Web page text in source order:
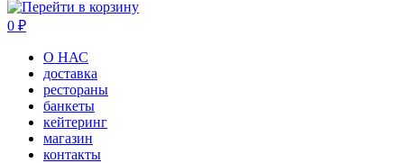
0 ₽
О НАС
доставка
рестораны
банкеты
кейтеринг
магазин
контакты